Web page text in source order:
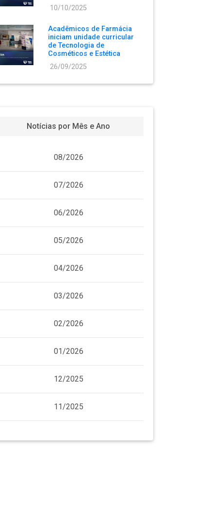
10/10/2025
Acadêmicos de Farmácia
iniciam unidade curricular
de Tecnologia de
Cosméticos e Estética
26/09/2025
Notícias por Mês e Ano
08/2026
07/2026
06/2026
05/2026
04/2026
03/2026
02/2026
01/2026
12/2025
11/2025